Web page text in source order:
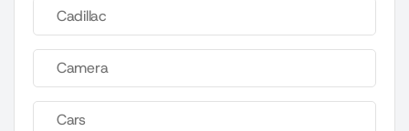
Cadillac
Camera
Cars